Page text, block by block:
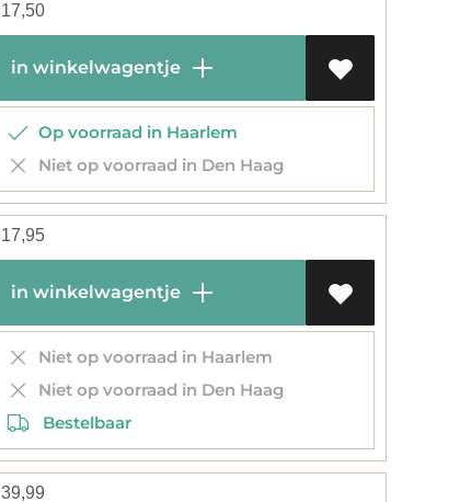
17,50
in winkelwagentje
Op voorraad in Haarlem
Niet op voorraad in Den Haag
17,95
in winkelwagentje
Niet op voorraad in Haarlem
Niet op voorraad in Den Haag
Bestelbaar
39,99